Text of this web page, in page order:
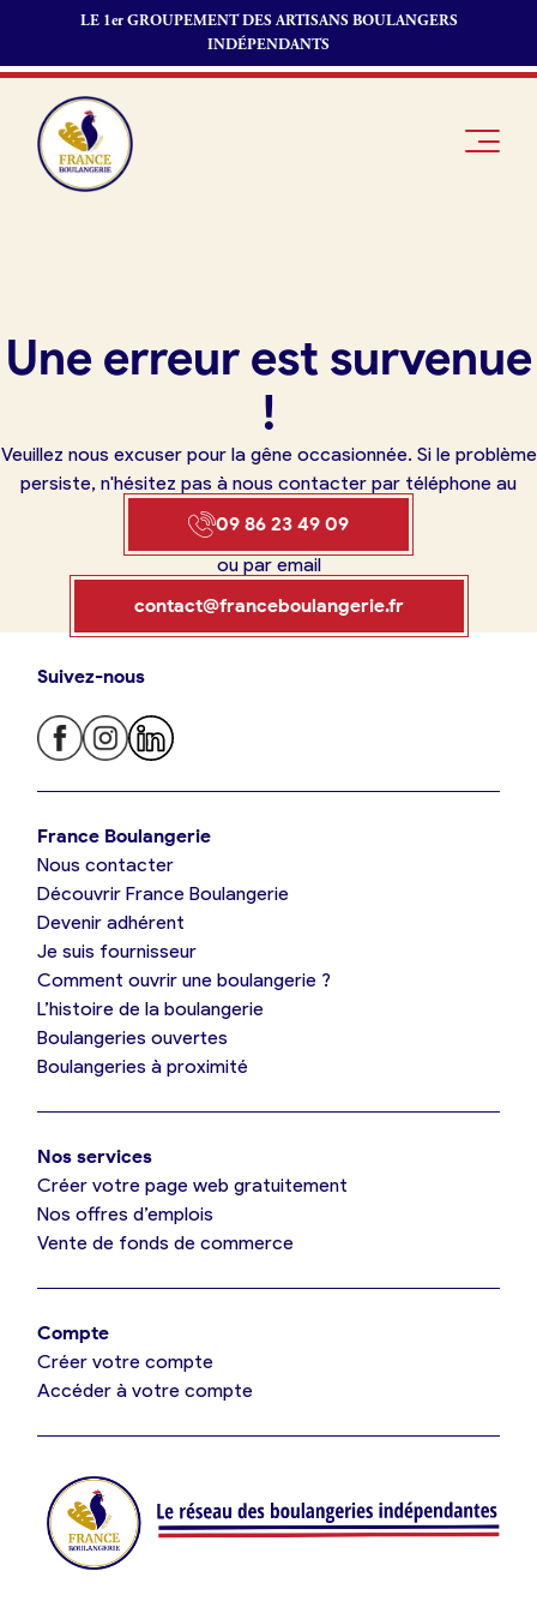
LE 1er GROUPEMENT DES ARTISANS BOULANGERS
INDÉPENDANTS
Je trouve ma boulangerie
Je suis boulanger
Je découvre France Boulangerie
Mes tarifs
Je référence ma boulangerie (gratuit)
Offres d’emploi
Je suis fournisseur
Je crée mon compte
boulanger
Boulangerie
Pourquoi
Je référence
ma
d’emploi
commerce
fournisseur
Une erreur est survenue
!
Veuillez nous excuser pour la gêne occasionnée. Si le problème
persiste, n'hésitez pas à nous contacter par téléphone au
09 86 23 49 09
09 86 23 49 09
Oui, appeler
Non, annuler
ou par email
contact@franceboulangerie.fr
Suivez-nous
France Boulangerie
Nous contacter
Découvrir France Boulangerie
Devenir adhérent
Je suis fournisseur
Comment ouvrir une boulangerie ?
L’histoire de la boulangerie
Boulangeries ouvertes
Boulangeries à proximité
Nos services
Créer votre page web gratuitement
Nos offres d’emplois
Vente de fonds de commerce
Compte
Créer votre compte
Accéder à votre compte